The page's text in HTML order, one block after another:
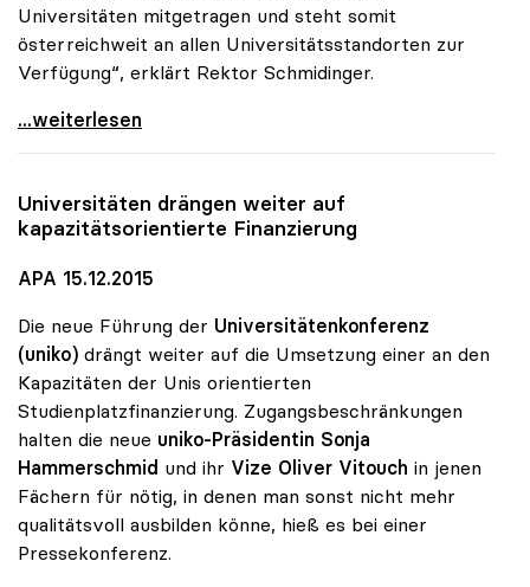
Universitäten mitgetragen und steht somit
österreichweit an allen Universitätsstandorten zur
Verfügung“, erklärt Rektor Schmidinger.
MORE-Projekt findet Zuspruch: 740 Studierende
...weiterlesen
Universitäten drängen weiter auf
kapazitätsorientierte Finanzierung
APA 15.12.2015
Die neue Führung der Universitätenkonferenz
(uniko) drängt weiter auf die Umsetzung einer an den
Kapazitäten der Unis orientierten
Studienplatzfinanzierung. Zugangsbeschränkungen
halten die neue uniko-Präsidentin Sonja
Hammerschmid und ihr Vize Oliver Vitouch in jenen
Fächern für nötig, in denen man sonst nicht mehr
qualitätsvoll ausbilden könne, hieß es bei einer
Pressekonferenz.